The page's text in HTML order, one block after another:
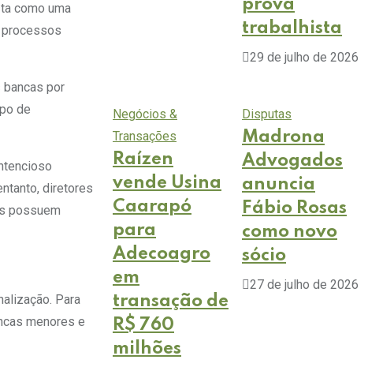
como uma
por
de
diretores
possuem
Para
menores e
prova
trabalhista
29 de julho de 2026
Negócios &
Transações
Raízen
vende Usina
Caarapó
para
Adecoagro
em
transação de
R$ 760
milhões
Disputas
Madrona
Advogados
anuncia
Fábio Rosas
como novo
sócio
27 de julho de 2026